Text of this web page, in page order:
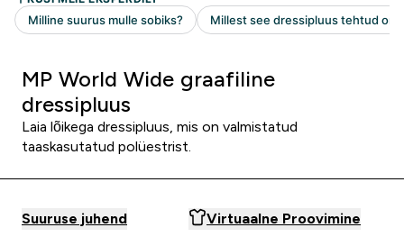
MP World Wide graafiline
dressipluus
Laia lõikega dressipluus, mis on valmistatud
taaskasutatud polüestrist.
Suuruse juhend Virtuaalne Proovimine